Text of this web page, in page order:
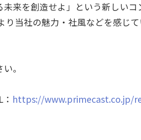
未来を創造せよ」という新しい
り当社の魅力・社風などを感じ
。
https://www.primecast.co.jp/